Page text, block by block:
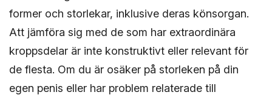
former och storlekar, inklusive deras könsorgan.
Att jämföra sig med de som har extraordinära
kroppsdelar är inte konstruktivt eller relevant för
de flesta. Om du är osäker på storleken på din
egen penis eller har problem relaterade till